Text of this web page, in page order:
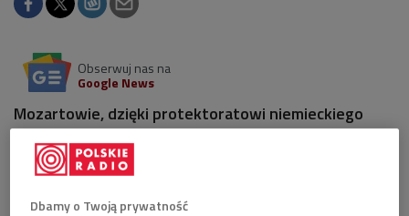
Obserwuj nas na
Google News
Mozartowie, dzięki protektoratowi niemieckiego
publicysty Melchiora Grimma, zasiadają przy jednym
stole z Ludwikiem XV, Marią Leszczyńską i ich
dworem.
Dbamy o Twoją prywatność